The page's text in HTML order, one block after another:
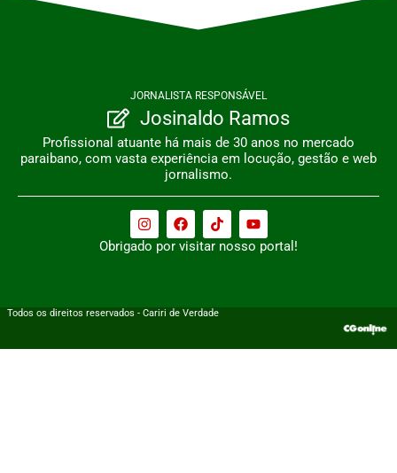
JORNALISTA RESPONSÁVEL
Josinaldo Ramos
Profissional atuante há mais de 30 anos no mercado
paraibano, com vasta experiência em locução, gestão e web
jornalismo.
Obrigado por visitar nosso portal!
Todos os direitos reservados - Cariri de Verdade